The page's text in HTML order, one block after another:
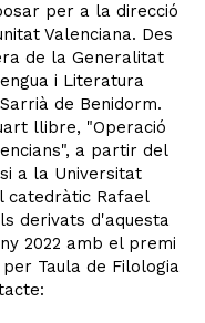
per a la direcció
Valenciana. Des
de la Generalitat
i Literatura
de Benidorm.
llibre, "Operació
a partir del
a la Universitat
catedràtic Rafael
derivats d'aquesta
2022 amb el premi
Taula de Filologia